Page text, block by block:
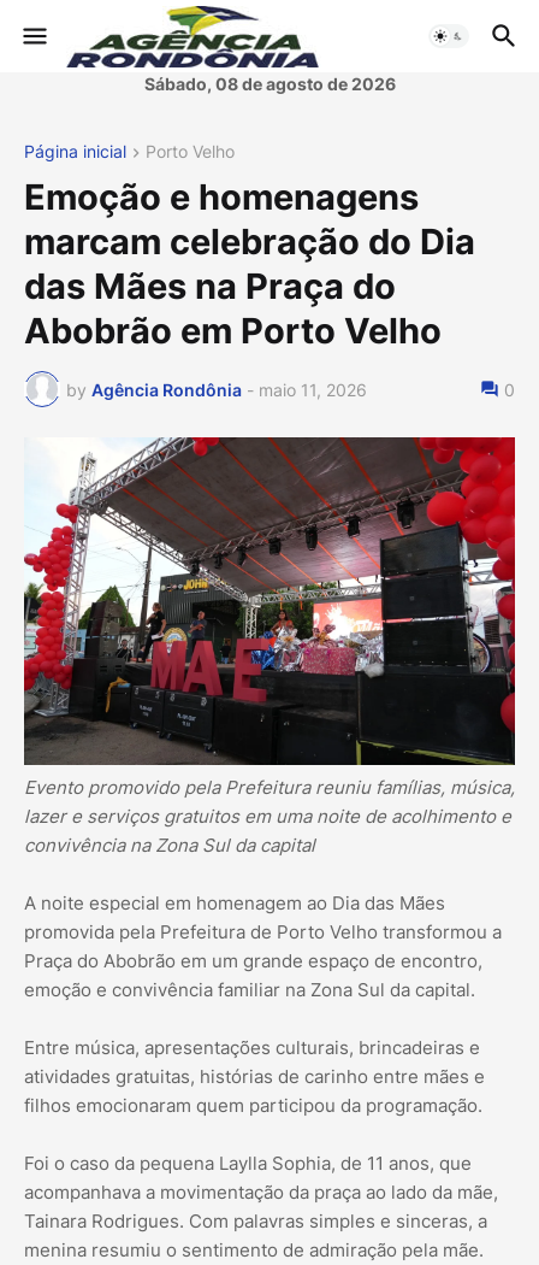
Sábado, 08 de agosto de 2026
Página inicial Porto Velho
Emoção e homenagens
marcam celebração do Dia
das Mães na Praça do
Abobrão em Porto Velho
by Agência Rondônia - maio 11, 2026 0
Evento promovido pela Prefeitura reuniu famílias, música,
lazer e serviços gratuitos em uma noite de acolhimento e
convivência na Zona Sul da capital
A noite especial em homenagem ao Dia das Mães
promovida pela Prefeitura de Porto Velho transformou a
Praça do Abobrão em um grande espaço de encontro,
emoção e convivência familiar na Zona Sul da capital.
Entre música, apresentações culturais, brincadeiras e
atividades gratuitas, histórias de carinho entre mães e
filhos emocionaram quem participou da programação.
Foi o caso da pequena Laylla Sophia, de 11 anos, que
acompanhava a movimentação da praça ao lado da mãe,
Tainara Rodrigues. Com palavras simples e sinceras, a
menina resumiu o sentimento de admiração pela mãe.